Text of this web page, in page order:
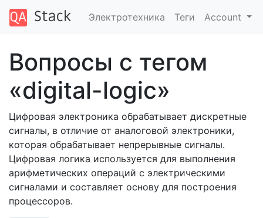
Электротехника Теги Account
Вопросы с тегом
«digital-logic»
Цифровая электроника обрабатывает дискретные
сигналы, в отличие от аналоговой электроники,
которая обрабатывает непрерывные сигналы.
Цифровая логика используется для выполнения
арифметических операций с электрическими
сигналами и составляет основу для построения
процессоров.